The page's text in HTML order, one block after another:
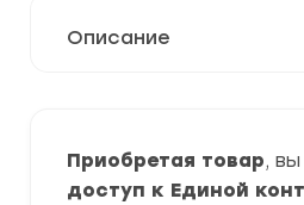
Описание
Приобретая товар,
доступ к Единой